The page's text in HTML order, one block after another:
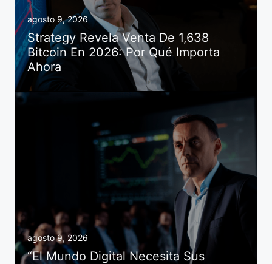
agosto 9, 2026
Strategy Revela Venta De 1,638
Bitcoin En 2026: Por Qué Importa
Ahora
agosto 9, 2026
“El Mundo Digital Necesita Sus